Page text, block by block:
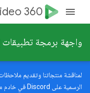
360
واجهة برمجة
الرسمية على Discord في خادم